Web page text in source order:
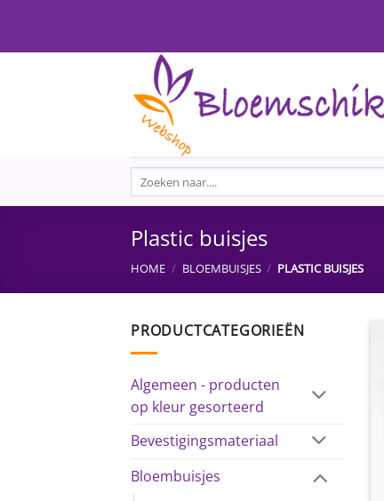
inhoud
Zoeken
naar:
Plastic buisjes
HOME / BLOEMBUISJES / PLASTIC BUISJES
PRODUCTCATEGORIEËN
Algemeen - producten
op kleur gesorteerd
Bevestigingsmateriaal
Bloembuisjes